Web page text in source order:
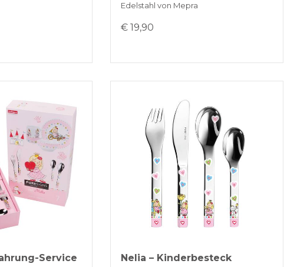
Edelstahl von Mepra
€ 19,90
Service Nelia – Kinderbesteck